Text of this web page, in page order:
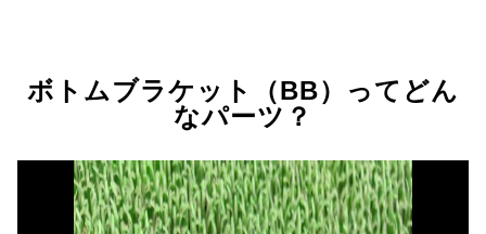
ボトムブラケット（BB）ってどん
なパーツ？